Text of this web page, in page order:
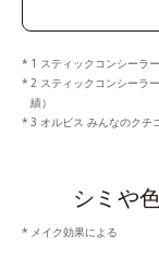
1 スティックコンシーラ
2 スティックコンシーラ
績）
3 オルビス みんなのク
シミや
メイク効果による